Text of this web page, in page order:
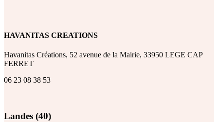
HAVANITAS CREATIONS
Havanitas Créations, 52 avenue de la Mairie, 33950 LEGE CAP
FERRET
06 23 08 38 53
Landes (40)